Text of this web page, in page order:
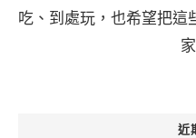
吃、到處玩，也希望把這
近